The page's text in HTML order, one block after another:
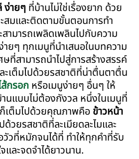
ง่ายๆ ที่บ้านไม่ใช่เรื่องยาก ด้วย
สมและติดตามขั้นตอนการทำ
ามารถเพลิดเพลินไปกับความ
ยๆ ทุกเมนูที่นำเสนอในบทความ
ที่สามารถนำไปสู่การสร้างสรรค์
เต็มไปด้วยรสชาติที่น่าตื่นตาตื่น
ส้กรอก หรือเมนูง่ายๆ อื่นๆ ให้
นแบบไม่ต้องกังวล หนึ่งในเมนูที่
ก็เต็มไปด้วยคุณภาพคือ ข้าวหน้า
ด้วยรสชาติที่ละเมียดละไมและ
วัวที่หมักจนได้ที่ ทำให้ทุกคำที่รับ
และจดจำได้ยาวนาน.